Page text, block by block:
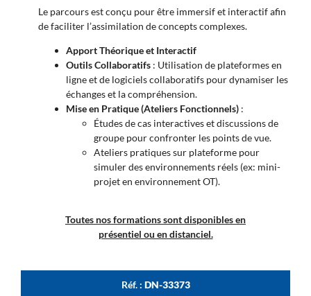
Le parcours est conçu pour être immersif et interactif afin
de faciliter l’assimilation de concepts complexes.
Apport Théorique et Interactif
Outils Collaboratifs : Utilisation de plateformes en
ligne et de logiciels collaboratifs pour dynamiser les
échanges et la compréhension.
Mise en Pratique (Ateliers Fonctionnels) :
Études de cas interactives et discussions de
groupe pour confronter les points de vue.
Ateliers pratiques sur plateforme pour
simuler des environnements réels (ex: mini-
projet en environnement OT).
Toutes nos formations sont disponibles en
présentiel ou en distanciel.
Réf. : DN-33373